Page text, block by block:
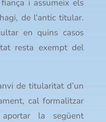
i assumeix els
de l’antic titular.
en quins casos
resta exempt del
de titularitat d’un
cal formalitzar
la següent